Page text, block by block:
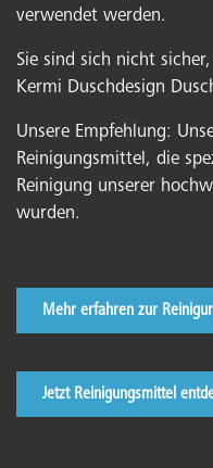
verwendet werden.
Sie sind sich nicht
Kermi Duschdesign
Unsere Empfehlung:
Reinigungsmittel, die
Reinigung unserer
wurden.
Mehr erfahren zur
Jetzt Reinigungsmittel